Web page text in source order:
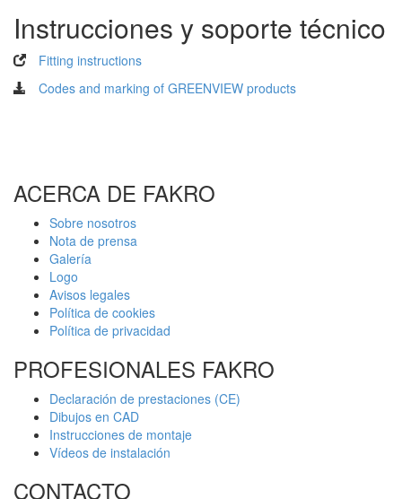
Instrucciones y soporte técnico
Fitting instructions
Codes and marking of GREENVIEW products
ACERCA DE FAKRO
Sobre nosotros
Nota de prensa
Galería
Logo
Avisos legales
Política de cookies
Política de privacidad
PROFESIONALES FAKRO
Declaración de prestaciones (CE)
Dibujos en CAD
Instrucciones de montaje
Vídeos de instalación
CONTACTO